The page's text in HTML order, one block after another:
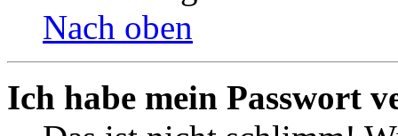
Nach oben
Ich habe mein Passwort